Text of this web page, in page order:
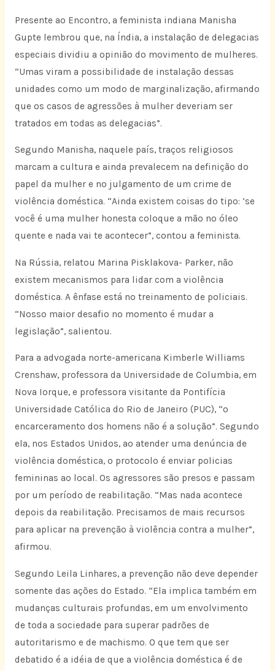
Presente ao Encontro, a feminista indiana Manisha
Gupte lembrou que, na Índia, a instalação de delegacias
especiais dividiu a opinião do movimento de mulheres.
“Umas viram a possibilidade de instalação dessas
unidades como um modo de marginalização, afirmando
que os casos de agressões à mulher deveriam ser
tratados em todas as delegacias”.
Segundo Manisha, naquele país, traços religiosos
marcam a cultura e ainda prevalecem na definição do
papel da mulher e no julgamento de um crime de
violência doméstica. “Ainda existem coisas do tipo: ‘se
você é uma mulher honesta coloque a mão no óleo
quente e nada vai te acontecer”, contou a feminista.
Na Rússia, relatou Marina Pisklakova- Parker, não
existem mecanismos para lidar com a violência
doméstica. A ênfase está no treinamento de policiais.
“Nosso maior desafio no momento é mudar a
legislação”, salientou.
Para a advogada norte-americana Kimberle Williams
Crenshaw, professora da Universidade de Columbia, em
Nova Iorque, e professora visitante da Pontifícia
Universidade Católica do Rio de Janeiro (PUC), “o
encarceramento dos homens não é a solução”. Segundo
ela, nos Estados Unidos, ao atender uma denúncia de
violência doméstica, o protocolo é enviar policias
femininas ao local. Os agressores são presos e passam
por um período de reabilitação. “Mas nada acontece
depois da reabilitação. Precisamos de mais recursos
para aplicar na prevenção à violência contra a mulher”,
afirmou.
Segundo Leila Linhares, a prevenção não deve depender
somente das ações do Estado. “Ela implica também em
mudanças culturais profundas, em um envolvimento
de toda a sociedade para superar padrões de
autoritarismo e de machismo. O que tem que ser
debatido é a idéia de que a violência doméstica é de